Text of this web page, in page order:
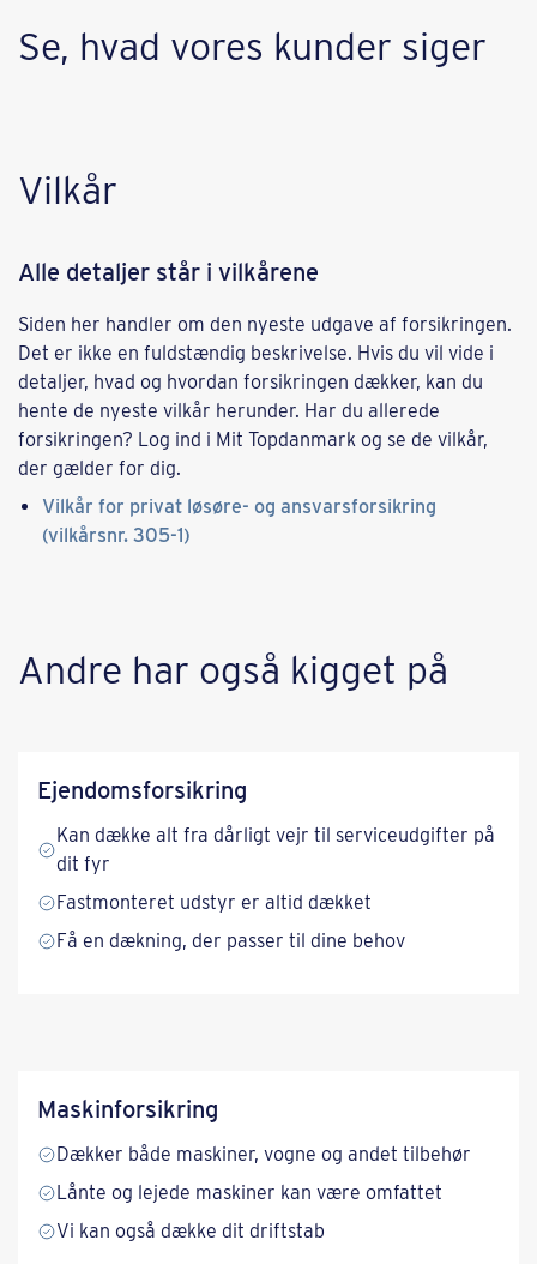
Se, hvad vores kunder siger
Vilkår
Alle detaljer står i vilkårene
Siden her handler om den nyeste udgave af forsikringen.
Det er ikke en fuldstændig beskrivelse. Hvis du vil vide i
detaljer, hvad og hvordan forsikringen dækker, kan du
hente de nyeste vilkår herunder. Har du allerede
forsikringen? Log ind i Mit Topdanmark og se de vilkår,
der gælder for dig.
Vilkår for privat løsøre- og ansvarsforsikring
(vilkårsnr. 305-1)
​​Andre har også kigget på​
Ejendoms­forsikring
Kan dække alt fra dårligt vejr til serviceudgifter på
dit fyr
Fastmonteret udstyr er altid dækket
Få en dækning, der passer til dine behov
Maskinforsikring
Dækker både maskiner, vogne og andet tilbehør
Lånte og lejede maskiner kan være omfattet
Vi kan også dække dit driftstab